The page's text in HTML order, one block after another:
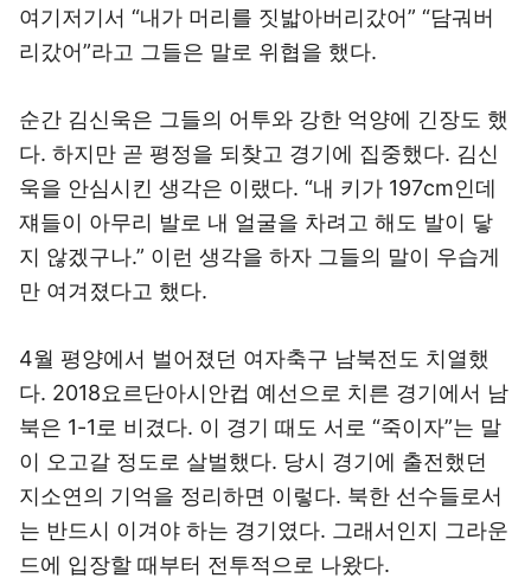
여기저기서 “내가 머리를 짓밟아버리갔어” “담궈버
리갔어”라고 그들은 말로 위협을 했다.
순간 김신욱은 그들의 어투와 강한 억양에 긴장도 했
다. 하지만 곧 평정을 되찾고 경기에 집중했다. 김신
욱을 안심시킨 생각은 이랬다. “내 키가 197cm인데
쟤들이 아무리 발로 내 얼굴을 차려고 해도 발이 닿
지 않겠구나.” 이런 생각을 하자 그들의 말이 우습게
만 여겨졌다고 했다.
4월 평양에서 벌어졌던 여자축구 남북전도 치열했
다. 2018요르단아시안컵 예선으로 치른 경기에서 남
북은 1-1로 비겼다. 이 경기 때도 서로 “죽이자”는 말
이 오고갈 정도로 살벌했다. 당시 경기에 출전했던
지소연의 기억을 정리하면 이렇다. 북한 선수들로서
는 반드시 이겨야 하는 경기였다. 그래서인지 그라운
드에 입장할 때부터 전투적으로 나왔다.